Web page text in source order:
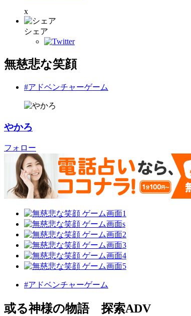
x
シェア
無慈悲な笑顔
#アドベンチャーゲーム
やかろ
フォロー
#アドベンチャーゲーム
或る神様の物語 探索ADV